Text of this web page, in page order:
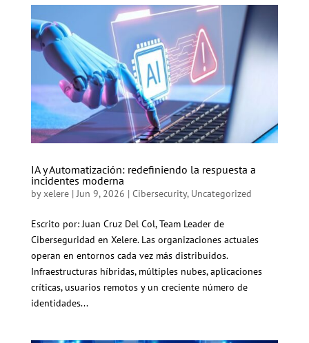
IA y Automatización: redefiniendo la respuesta a
incidentes moderna
byxelere|Jun 9, 2026 | Cibersecurity, Uncategorized
Escrito por: Juan Cruz Del Col, Team Leader de
Ciberseguridad en Xelere. Las organizaciones actuales
operan en entornos cada vez más distribuidos.
Infraestructuras híbridas, múltiples nubes, aplicaciones
críticas, usuarios remotos y un creciente número de
identidades...